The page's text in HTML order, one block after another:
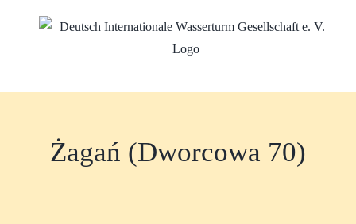
Żagań (Dworcowa 70)